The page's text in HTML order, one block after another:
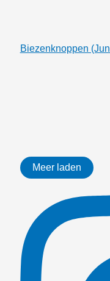
Biezenknoppen
Meer laden